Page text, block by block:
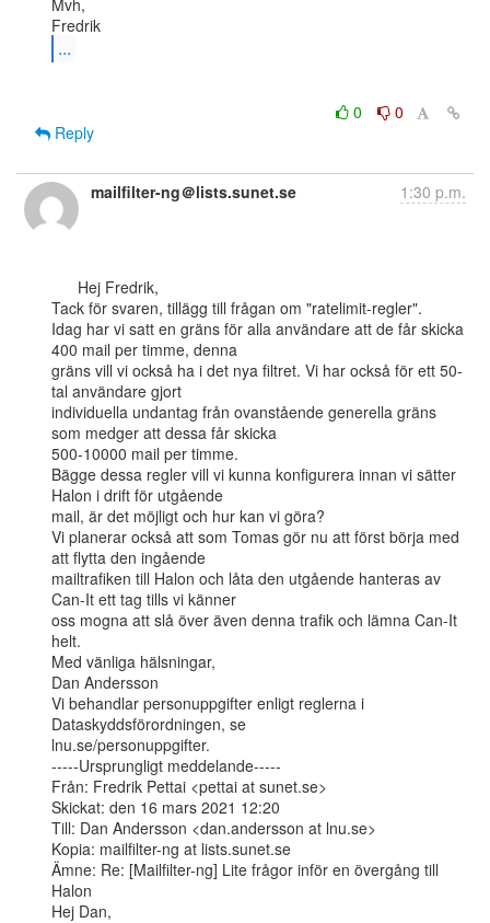
Mvh,
...
0
0
Reply
mailfilter-ng＠lists.sunet.se 1:30 p.m.
Tack för svaren, tillägg till frågan om "ratelimit-regler".
Idag har vi satt en gräns för alla användare att de får skicka
400 mail per timme, denna
gräns vill vi också ha i det nya filtret. Vi har också för ett 50-
tal användare gjort
individuella undantag från ovanstående generella gräns
som medger att dessa får skicka
500-10000 mail per timme.
Bägge dessa regler vill vi kunna konfigurera innan vi sätter
Halon i drift för utgående
mail, är det möjligt och hur kan vi göra?
Vi planerar också att som Tomas gör nu att först börja med
att flytta den ingående
mailtrafiken till Halon och låta den utgående hanteras av
Can-It ett tag tills vi känner
oss mogna att slå över även denna trafik och lämna Can-It
helt.
Med vänliga hälsningar,
Dan Andersson
Vi behandlar personuppgifter enligt reglerna i
Dataskyddsförordningen, se
lnu.se/personuppgifter.
-----Ursprungligt meddelande-----
Från: Fredrik Pettai <pettai at sunet.se>
Skickat: den 16 mars 2021 12:20
Till: Dan Andersson <dan.andersson at lnu.se>
Kopia: mailfilter-ng at lists.sunet.se
Ämne: Re: [Mailfilter-ng] Lite frågor inför en övergång till
Halon
Hej Dan,